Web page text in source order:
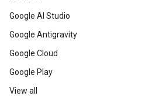
Google AI Studio
Google Antigravity
Google Cloud
Google Play
View all